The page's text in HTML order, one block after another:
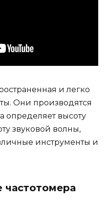
и легко
Они производятся
определяет высоту
звуковой волны,
инструменты и
частотомера